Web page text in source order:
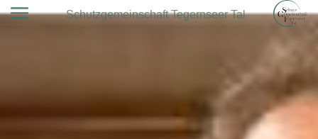
Schutzgemeinschaft Tegernseer Tal